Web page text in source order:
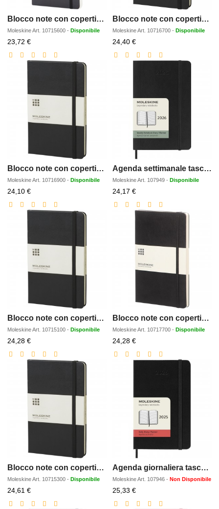
Blocco note con copertina morbida - a righe Moleskine Classic L
MoleskineArt. 10715600 - Disponibile
23,72 €Prezzo
scontato
Blocco note con copertina rigida - pagine bianche Moleskine Classic L
MoleskineArt. 10716700 - Disponibile
24,40 €Prezzo
scontato
Blocco note con copertina rigida - a quadretti Moleskine Classic L
MoleskineArt. 10716900 - Disponibile
24,10 €Prezzo
scontato
Agenda settimanale tascabile 12 mesi con copertina morbida Moleskine
MoleskineArt. 107949 - Disponibile
24,17 €Prezzo
scontato
Blocco note con copertina rigida - a righe Moleskine Classic L
MoleskineArt. 10715100 - Disponibile
24,28 €Prezzo
scontato
Blocco note con copertina rigida - punteggiato Moleskine Classic L
MoleskineArt. 10717700 - Disponibile
24,28 €Prezzo
scontato
Blocco note con copertina rigida - a righe Moleskine Classic M
MoleskineArt. 10715300 - Disponibile
24,61 €Prezzo
scontato
Agenda giornaliera tascabile 12 mesi con copertina rigida Moleskine
MoleskineArt. 107946 - Non Disponibile
25,33 €Prezzo
scontato